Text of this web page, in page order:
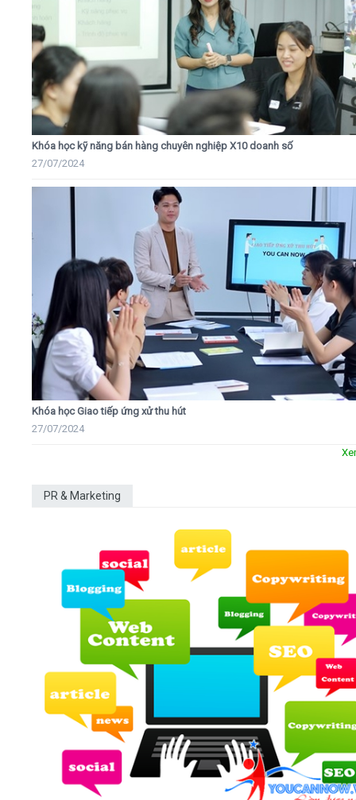
Khóa học kỹ năng bán hàng chuyên nghiệp X10 doanh số
27/07/2024
Khóa học Giao tiếp ứng xử thu hút
27/07/2024
PR & Marketing